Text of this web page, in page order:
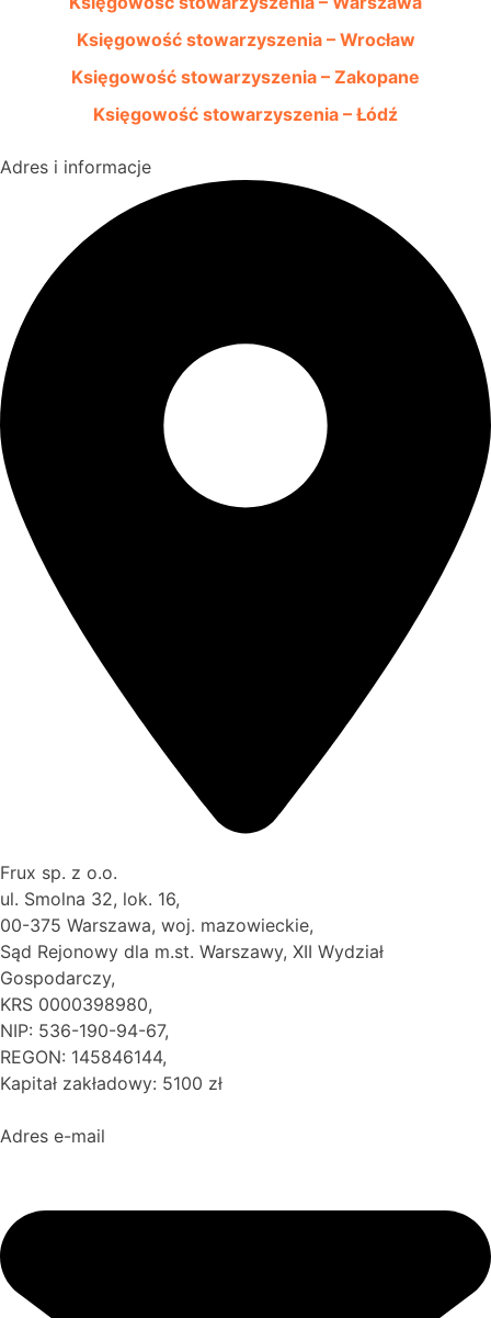
Księgowość stowarzyszenia – Wrocław
Księgowość stowarzyszenia – Zakopane
Księgowość stowarzyszenia – Łódź
Adres i informacje
Frux sp. z o.o.
ul. Smolna 32, lok. 16,
00-375 Warszawa, woj. mazowieckie,
Sąd Rejonowy dla m.st. Warszawy, XII Wydział
Gospodarczy,
KRS 0000398980,
NIP: 536-190-94-67,
REGON: 145846144,
Kapitał zakładowy: 5100 zł
Adres e-mail